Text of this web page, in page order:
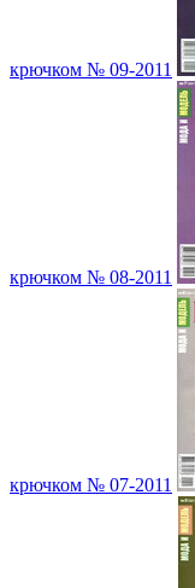
крючком № 09-2011
крючком № 08-2011
крючком № 07-2011